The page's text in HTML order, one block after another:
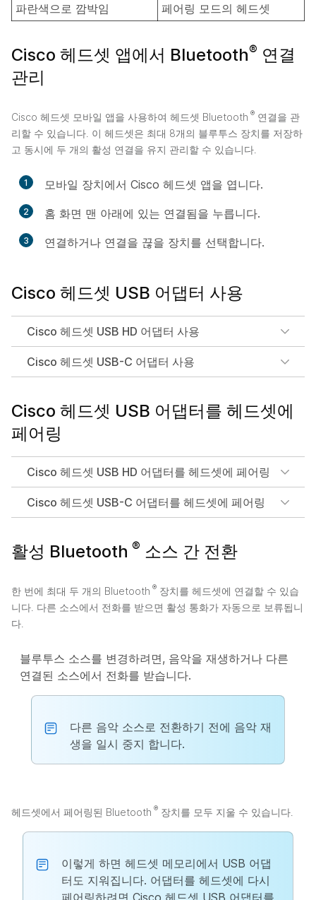
파란색으로 깜박임
페어링 모드의 헤드셋
Cisco 헤드셋 앱에서 Bluetooth® 연결
관리
Cisco 헤드셋 모바일 앱을 사용하여 헤드셋 Bluetooth ® 연결을 관
리할 수 있습니다. 이 헤드셋은 최대 8개의 블루투스 장치를 저장하
고 동시에 두 개의 활성 연결을 유지 관리할 수 있습니다.
1 모바일 장치에서 Cisco 헤드셋 앱을 엽니다.
2 홈 화면 맨 아래에 있는 연결됨을 누릅니다.
3 연결하거나 연결을 끊을 장치를 선택합니다.
Cisco 헤드셋 USB 어댑터 사용
Cisco 헤드셋 USB HD 어댑터 사용
Cisco 헤드셋 USB-C 어댑터 사용
Cisco 헤드셋 USB 어댑터를 헤드셋에
페어링
Cisco 헤드셋 USB HD 어댑터를 헤드셋에 페어링
Cisco 헤드셋 USB-C 어댑터를 헤드셋에 페어링
활성 Bluetooth ® 소스 간 전환
한 번에 최대 두 개의 Bluetooth ® 장치를 헤드셋에 연결할 수 있습
니다. 다른 소스에서 전화를 받으면 활성 통화가 자동으로 보류됩니
다.
블루투스 소스를 변경하려면, 음악을 재생하거나 다른
연결된 소스에서 전화를 받습니다.
다른 음악 소스로 전환하기 전에 음악 재
생을 일시 중지 합니다.
헤드셋에서 페어링된 Bluetooth ® 장치를 모두 지울 수 있습니다.
이렇게 하면 헤드셋 메모리에서 USB 어댑
터도 지워집니다. 어댑터를 헤드셋에 다시
페어링하려면 Cisco 헤드셋 USB 어댑터를